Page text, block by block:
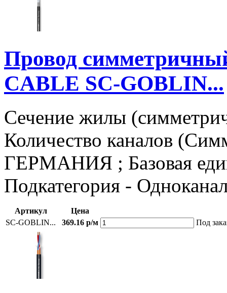
Провод
CABLE SC-GOBLIN...
Сечение жилы
Количество каналов
ГЕРМАНИЯ ; Базовая
Подкатегория -
Артикул
Цена
SC-GOBLIN...
369.16 р/м Под